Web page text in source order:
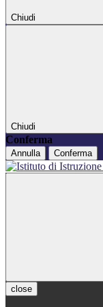
Chiudi
Chiudi
Conferma
Annulla Conferma
close